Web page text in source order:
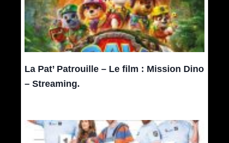
La Pat’ Patrouille – Le film : Mission Dino
– Streaming.